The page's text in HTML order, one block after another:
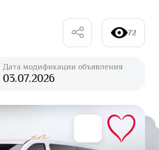
72
Дата модификации объявления
03.07.2026